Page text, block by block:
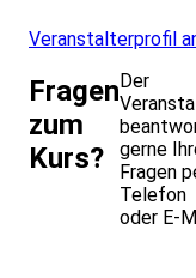
Veranstalterprofil
Fragen
zum
Kurs?
Der
gerne
Fragen
Telefon
oder E-